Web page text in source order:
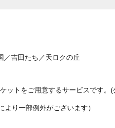
／吉田たち／天ロクの丘
ットをご用意するサービスです。
より一部例外がございます）